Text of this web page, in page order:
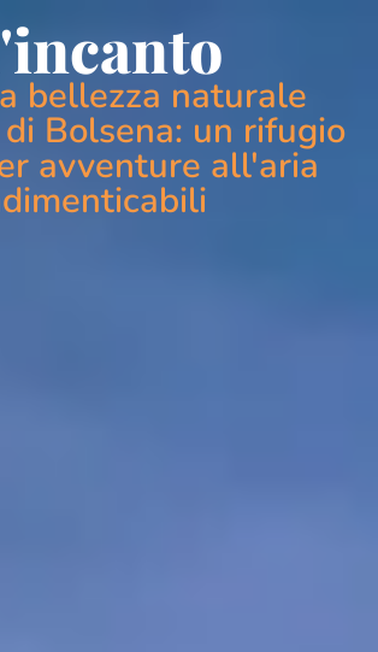
bellezza naturale
Bolsena: un rifugio
avventure all'aria